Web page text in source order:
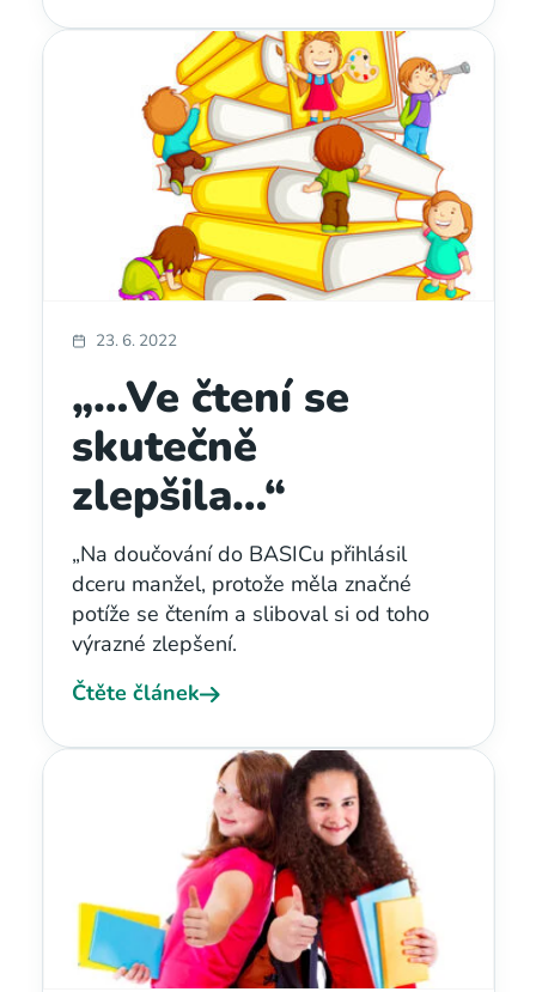
23. 6. 2022
„…Ve čtení se
skutečně
zlepšila…“
„Na doučování do BASICu přihlásil
dceru manžel, protože měla značné
potíže se čtením a sliboval si od toho
výrazné zlepšení.
Čtěte článek